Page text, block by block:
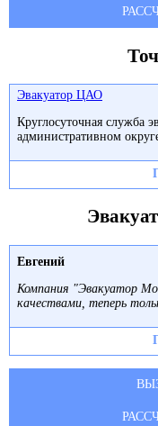
Эвакуатор ЦАО
Круглосуточная служба
административном
Евгений
Компания "Эвакуатор
качествами, теперь